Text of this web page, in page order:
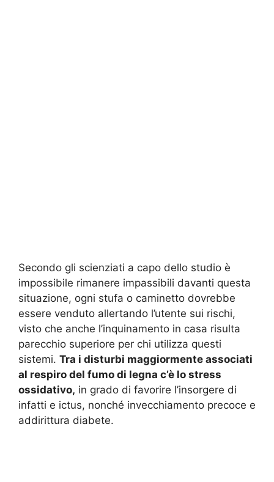
Secondo gli scienziati a capo dello studio è
impossibile rimanere impassibili davanti questa
situazione, ogni stufa o caminetto dovrebbe
essere venduto allertando l’utente sui rischi,
visto che anche l’inquinamento in casa risulta
parecchio superiore per chi utilizza questi
sistemi. Tra i disturbi maggiormente associati
al respiro del fumo di legna c’è lo stress
ossidativo, in grado di favorire l’insorgere di
infatti e ictus, nonché invecchiamento precoce e
addirittura diabete.